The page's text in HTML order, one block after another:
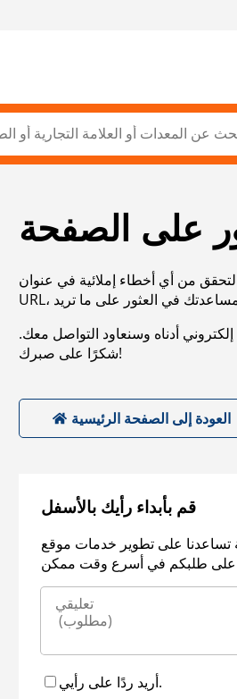
على الصفحة
من أي أخطاء إملائية في عنوان
أدناه وسنعاود التواصل معك.
شكرًا على صبرك!
العودة إلى الصفحة الرئيسية
قم بأبداء رأيك بالأسفل
تساعدنا على تطوير خدمات موقع
أريد ردًا على رأيي.